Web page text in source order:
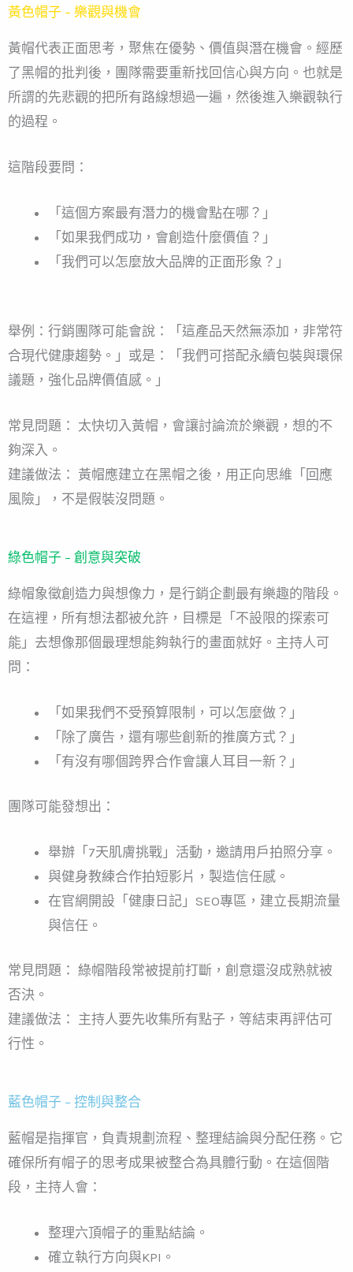
黃色帽子 – 樂觀與機會
黃帽代表正面思考，聚焦在優勢、價值與潛在機會。經歷
了黑帽的批判後，團隊需要重新找回信心與方向。也就是
所謂的先悲觀的把所有路線想過一遍，然後進入樂觀執行
的過程。
這階段要問：
「這個方案最有潛力的機會點在哪？」
「如果我們成功，會創造什麼價值？」
「我們可以怎麼放大品牌的正面形象？」
舉例：行銷團隊可能會說：「這產品天然無添加，非常符
合現代健康趨勢。」或是：「我們可搭配永續包裝與環保
議題，強化品牌價值感。」
常見問題： 太快切入黃帽，會讓討論流於樂觀，想的不
夠深入。
建議做法： 黃帽應建立在黑帽之後，用正向思維「回應
風險」，不是假裝沒問題。
綠色帽子 – 創意與突破
綠帽象徵創造力與想像力，是行銷企劃最有樂趣的階段。
在這裡，所有想法都被允許，目標是「不設限的探索可
能」去想像那個最理想能夠執行的畫面就好。主持人可
問：
「如果我們不受預算限制，可以怎麼做？」
「除了廣告，還有哪些創新的推廣方式？」
「有沒有哪個跨界合作會讓人耳目一新？」
團隊可能發想出：
舉辦「7天肌膚挑戰」活動，邀請用戶拍照分享。
與健身教練合作拍短影片，製造信任感。
在官網開設「健康日記」SEO專區，建立長期流量
與信任。
常見問題： 綠帽階段常被提前打斷，創意還沒成熟就被
否決。
建議做法： 主持人要先收集所有點子，等結束再評估可
行性。
藍色帽子 – 控制與整合
藍帽是指揮官，負責規劃流程、整理結論與分配任務。它
確保所有帽子的思考成果被整合為具體行動。在這個階
段，主持人會：
整理六頂帽子的重點結論。
確立執行方向與KPI。